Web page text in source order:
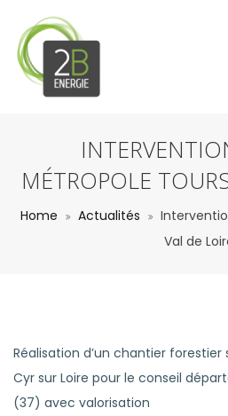
MÉTROPOLE
Home Actualités
Val de
Réalisation d’un chantier
Cyr sur Loire pour le conseil
(37) avec valorisation